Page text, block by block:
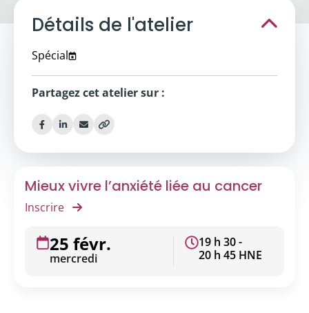
Mieux vivre l’anxiété liée au cancer
Inscrire
25 févr.
mercredi
19 h 30 -
20 h 45 HNE
Détails de l'atelier
Spécial
Partagez cet atelier sur :